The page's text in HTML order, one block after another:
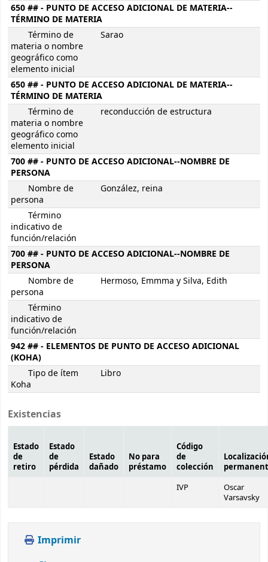
650 ## - PUNTO DE ACCESO ADICIONAL DE MATERIA--
TÉRMINO DE MATERIA
Término de
materia o nombre
geográfico como
elemento inicial
Sarao
650 ## - PUNTO DE ACCESO ADICIONAL DE MATERIA--
TÉRMINO DE MATERIA
Término de
materia o nombre
geográfico como
elemento inicial
reconducción de estructura
700 ## - PUNTO DE ACCESO ADICIONAL--NOMBRE DE
PERSONA
Nombre de
persona
González, reina
Término
indicativo de
función/relación
700 ## - PUNTO DE ACCESO ADICIONAL--NOMBRE DE
PERSONA
Nombre de
persona
Hermoso, Emmma y Silva, Edith
Término
indicativo de
función/relación
942 ## - ELEMENTOS DE PUNTO DE ACCESO ADICIONAL
(KOHA)
Tipo de ítem
Koha
Libro
Existencias
Estado
de
retiro
Estado
de
pérdida
Estado
dañado
No para
préstamo
Código
de
colección
IVP
Oscar
Varsavsky
Imprimir